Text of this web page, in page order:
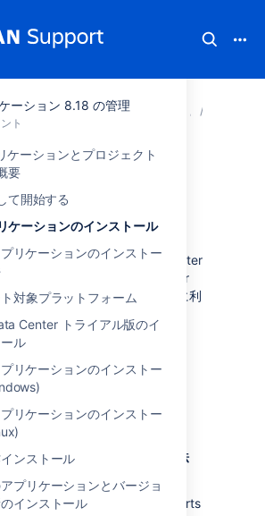
ーション 8.18 の管理
ト
ケーションとプロジェクト
要
て開始する
ケーションのインストール
リケーションのインストー
対象プラットフォーム
Center トライアル版のイ
ル
リケーションのインストー
リケーションのインストー
ンストール
プリケーションとバージョ
インストール
サポート 関連ドキュメント
Center の
トール
手順は、Jira Software Data Center
Management
Data Center
ドウェアにインストールする際に利
のその他のインストール方法
— Installation on a
cluster using our Helm charts